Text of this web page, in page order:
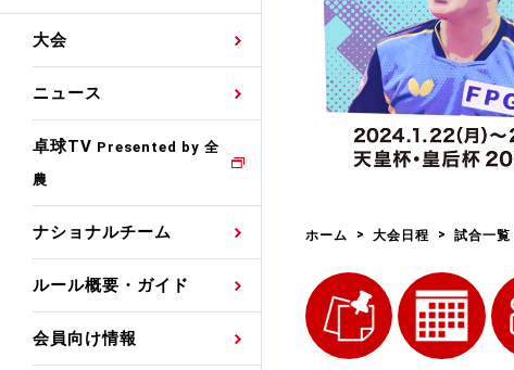
大会 日程
公式記録
国内ランキング
ニュース
大会・試合
日本代表
プレスリリース
競技者(パスウェイ)・審判
卓球TV Presented by 全
農
ナショナルチーム
男子ナショナルチーム選
手・候補
女子ナショナルチーム選
手・候補
女子世界ランキング
各種選考基準
強化スタッフ
ルール概要・ガイド
卓球の基本的なルール
競技規則
観戦ガイド
会員向け情報
協会会員登録
ゼッケンについて
競技者育成事業
公認資格者名簿
公認品一覧
卓球協会のミッション
会長あいさつ
役員委員
関連団体代表委員など
規程・お見舞い制度
国際交流届申込みフォーム
国際大会自主参加申請
競技ウエア広告申請
わせ
審判員ネームプレート制作
申込
ホーム 大会日程 試合一覧